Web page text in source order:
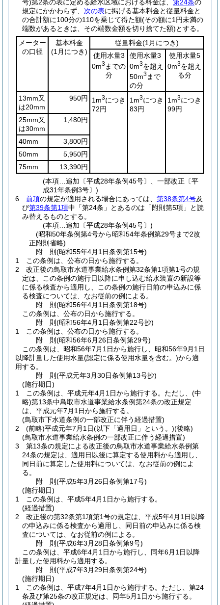
号)第2条の表に定める給水区域における料金は、 第24条の
規定にかかわらず、 次の表に掲げる基本料金と従量料金と
の合計額に100分の110を乗じて得た額(その額に1円未満の
端数があるときは、その端数金額を切り捨てた額)とする。
メーター
の口径
基本料金
(1月につき)
従量料金(1月につき)
使用水量3
0m3 までの
分
使用水量3
0m3を超え
50m3まで
の分
使用水量5
0m3を超え
る分
13mm又
は20mm
950円 1m3につき
72円
1m3につき
83円
1m3につき
99円
25mm又
は30mm
1,480円
40mm
3,800円
50mm
5,950円
75mm
13,390円
(本項…追加〔平成28年条例45号〕、一部改正〔平
成31年条例3号〕)
6
前項の規定が適用される場合にあっては、 第38条第4号及
び第39条第1項中「第24条」とあるのは「附則第5項」と読
み替えるものとする。
(本項…追加〔平成28年条例45号〕)
(昭和50年条例第4号から昭和54年条例第29号まで2改
正附則省略)
附 則(昭和55年4月1日条例第15号)
1
この条例は、公布の日から施行する。
2
改正後の鳥取市水道事業給水条例第32条第1項第1号の規
定は、この条例の施行日以降に申し込む給水装置の新設等
に係る検査から適用し、この条例の施行日前の申込みに係
る検査については、なお従前の例による。
附 則(昭和56年4月1日条例第18号)
この条例は、公布の日から施行する。
附 則(昭和56年4月1日条例第22号抄)
1
この条例は、公布の日から施行する。
附 則(昭和56年6月26日条例第29号)
この条例は、昭和56年7月1日から施行し、昭和56年9月1日
以降計量した使用水量(認定に係る使用水量を含む。)から適
用する。
附 則(平成元年3月30日条例第13号抄)
(施行期日)
1
この条例は、平成元年4月1日から施行する。 ただし、 (中
略)第13条中鳥取市水道事業給水条例第24条の改正規定
は、平成元年7月1日から施行する。
(鳥取市下水道条例の一部改正に伴う経過措置)
2
(前略)平成元年7月1日(以下「適用日」という。)(後略)
(鳥取市水道事業給水条例の一部改正に伴う経過措置)
3
第13条の規定による改正後の鳥取市水道事業給水条例第
24条の規定は、適用日以後に算定する使用料から適用し、
同日前に算定した使用料については、なお従前の例によ
る。
附 則(平成5年3月26日条例第17号)
(施行期日)
1
この条例は、平成5年4月1日から施行する。
(経過措置)
2
改正後の第32条第1項第1号の規定は、平成5年4月1日以降
の申込みに係る検査から適用し、同日前の申込みに係る検
査については、なお従前の例による。
附 則(平成6年3月28日条例第9号)
この条例は、平成6年4月1日から施行し、同年6月1日以降
計量した使用料から適用する。
附 則(平成7年3月29日条例第24号)
(施行期日)
1
この条例は、平成7年4月1日から施行する。 ただし、第24
条及び第25条の改正規定は、同年5月1日から施行する。